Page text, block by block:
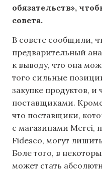
обязательств»,
совета.
В совете сообщили,
предварительный
к выводу, что она
того сильные
закупке продуктов,
поставщиками.
что поставщики,
с магазинами Merci,
Fidesco, могут
Боле того, в
может стать